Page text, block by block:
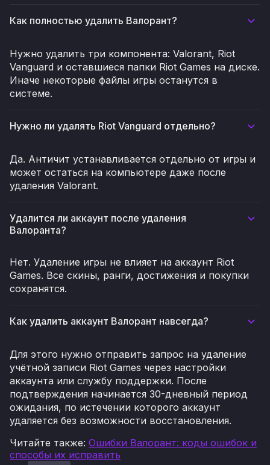
Как полностью удалить Валорант?
Нужно удалить три компонента: Valorant, Riot
Vanguard и оставшиеся папки Riot Games на диске.
Иначе некоторые файлы игры останутся в
системе.
Нужно ли удалять Riot Vanguard отдельно?
Да. Античит устанавливается отдельно от игры и
может остаться на компьютере даже после
удаления Valorant.
Удалится ли аккаунт после удаления
Валоранта?
Нет. Удаление игры не влияет на аккаунт Riot
Games. Все скины, ранги, достижения и покупки
сохранятся.
Как удалить аккаунт Валорант навсегда?
Для этого нужно отправить запрос на удаление
учётной записи Riot Games через настройки
аккаунта или службу поддержки. После
подтверждения начинается 30-дневный период
ожидания, по истечении которого аккаунт
удаляется без возможности восстановления.
Читайте также: Ошибки Валорант: коды ошибок и
способы их исправить